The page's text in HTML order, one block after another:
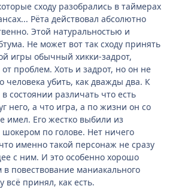
сходу разобрались в таймерах
Рёта действовал абсолютно
Этой натуральностью и
Не может вот так сходу принять
игры обычный хикки-задрот,
проблем. Хоть и задрот, но он не
человека убить, как дважды два. К
состоянии различать что есть
него, а что игра, а по жизни он со
имел. Его жестко выбили из
по голове. Нет ничего
именно такой персонаж не сразу
с ним. И это особенно хорошо
в повествование маниакального
всё принял, как есть.